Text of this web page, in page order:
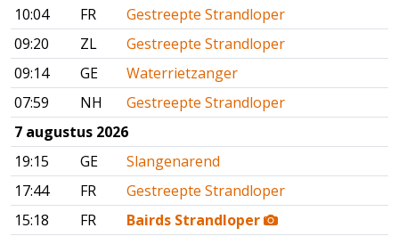
10:04
FR
Gestreepte Strandloper
09:20
ZL
Gestreepte Strandloper
09:14
GE
Waterrietzanger
07:59
NH
Gestreepte Strandloper
7 augustus 2026
19:15
GE
Slangenarend
17:44
FR
Gestreepte Strandloper
15:18
FR
Bairds Strandloper